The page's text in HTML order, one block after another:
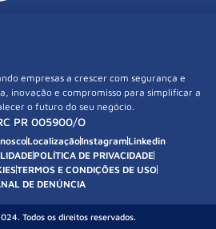
empresas a crescer com segurança e
inovação e compromisso para simplificar a
o futuro do seu negócio.
PR 005900/O
LocalizaçãoInstagramLinkedin
POLÍTICA DE PRIVACIDADE
TERMOS E CONDIÇÕES DE USO
DE DENÚNCIA
Todos os direitos reservados.